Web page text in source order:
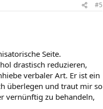
#5
Seite.
drastisch reduzieren,
verbaler Art. Er ist ein
überlegen und traut mir so
vernünftig zu behandeln,